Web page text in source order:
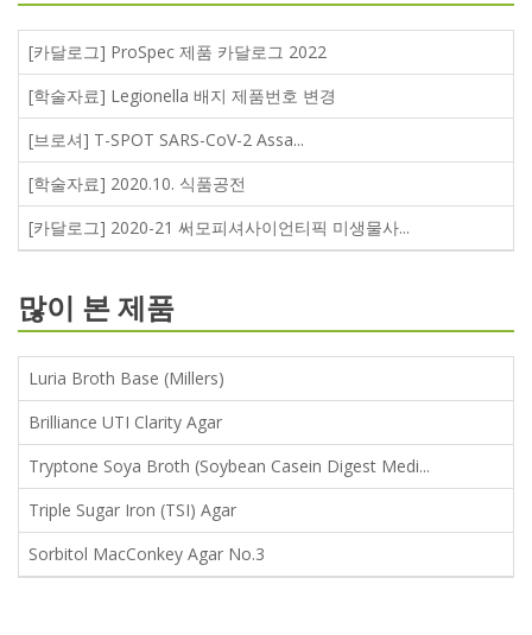
[카달로그] ProSpec 제품 카달로그 2022
[학술자료] Legionella 배지 제품번호 변경
[브로셔] T-SPOT SARS-CoV-2 Assa...
[학술자료] 2020.10. 식품공전
[카달로그] 2020-21 써모피셔사이언티픽 미생물사...
많이 본 제품
Luria Broth Base (Millers)
Brilliance UTI Clarity Agar
Tryptone Soya Broth (Soybean Casein Digest Medi...
Triple Sugar Iron (TSI) Agar
Sorbitol MacConkey Agar No.3